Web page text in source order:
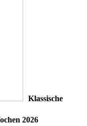
Klassische
2026